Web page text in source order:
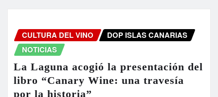
CULTURA DEL VINO
DOP ISLAS CANARIAS
NOTICIAS
La Laguna acogió la presentación del
libro “Canary Wine: una travesía
por la historia”